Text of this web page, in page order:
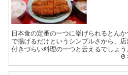
日本食の定番の一つに挙げられるとん
で揚げるだけというシンプルさから、
付きづらい料理の一つと云えるでしょ
は、独自の工夫を活かして他店との違
す...